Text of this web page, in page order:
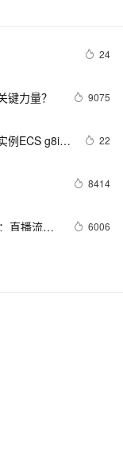
24
键力量？ 9075
例ECS g8i正
22
8414
直播流地
6006
：轻量
8291